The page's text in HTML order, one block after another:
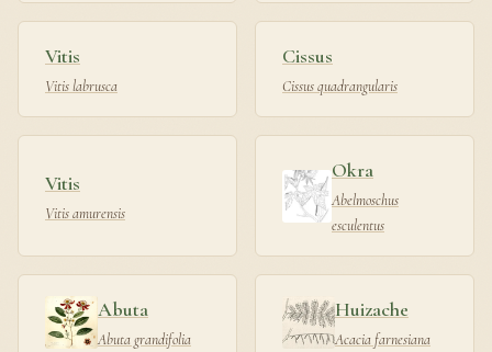
Vitis
Vitis labrusca
Cissus
Cissus quadrangularis
Vitis
Vitis amurensis
Okra
Abelmoschus
esculentus
Abuta
Abuta grandifolia
Huizache
Acacia farnesiana